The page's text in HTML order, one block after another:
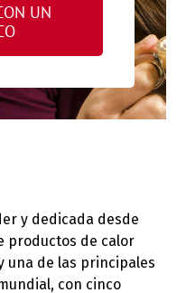
UN
y dedicada desde
productos de calor
una de las principales
con cinco